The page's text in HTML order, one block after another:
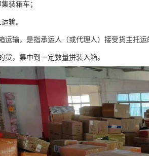
装箱车；
输。
运输，是指承运人（或代理人）接受货主托
货，集中到一定数量拼装入箱。